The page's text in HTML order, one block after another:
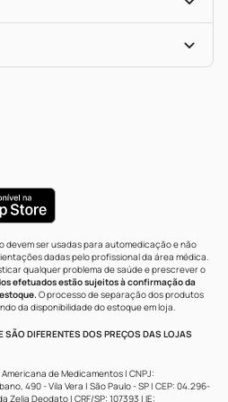
devem ser usadas para automedicação e não
dadas pelo profissional da área médica.
qualquer problema de saúde e prescrever o
efetuados estão sujeitos à confirmação da
O processo de separação dos produtos
da disponibilidade do estoque em loja.
DIFERENTES DOS PREÇOS DAS LOJAS
Americana de Medicamentos | CNPJ:
490 - Vila Vera | São Paulo - SP | CEP: 04.296-
Deodato | CRF/SP: 107393 | IE: